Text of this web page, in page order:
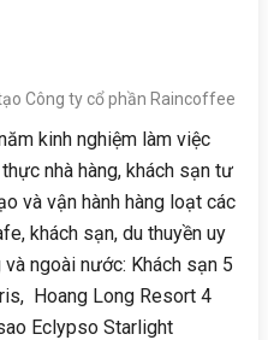
Công ty cổ phần Raincoffee
kinh nghiệm làm việc
nhà hàng, khách sạn tư
và vận hành hàng loạt các
khách sạn, du thuyền uy
ngoài nước: Khách sạn 5
Hoang Long Resort 4
Eclypso Starlight